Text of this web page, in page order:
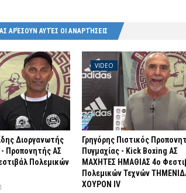
ΑΡΈΣΟΥΝ ΑΥΤΈΣ ΟΙ ΑΝΑΡΤΉΣΕΙΣ
Διοργανωτής
Προπονητής ΑΣ
Πολεμικών
VIDEO
Γρηγόρης Πιστικός
Πυγμαχίας - Kick Boxing ΑΣ
ΜΑΧΗΤΕΣ ΗΜΑΘΙΑΣ 4o
Πολεμικών Τεχνών
ΧΟΥΡΟΝ IV